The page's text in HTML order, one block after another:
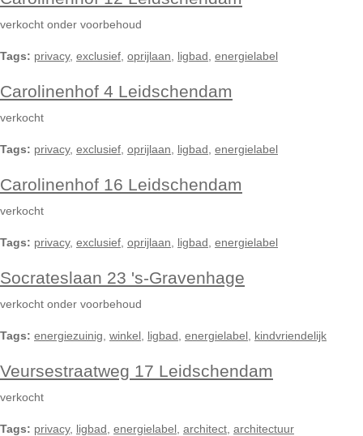
verkocht onder voorbehoud
Tags: privacy, exclusief oprijlaan ligbad energielabel
Carolinenhof 4 Leidschendam
verkocht
Tags: privacy, exclusief oprijlaan ligbad energielabel
Carolinenhof 16 Leidschendam
verkocht
Tags: privacy, exclusief oprijlaan ligbad energielabel
Socrateslaan 23 's-Gravenhage
verkocht onder voorbehoud
Tags: energiezuinig winkel ligbad energielabel kindvriendelijk
Veursestraatweg 17 Leidschendam
verkocht
Tags: privacy, ligbad energielabel architect architectuur